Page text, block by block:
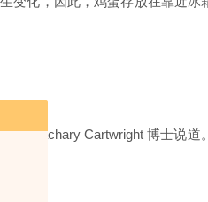
成员Zachary Cartwright博士说道